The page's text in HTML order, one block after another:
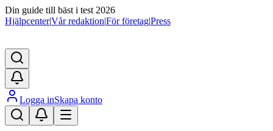
Din guide till bäst i test 2026
Hjälpcenter|Vår redaktion|För företag|Press
Logga inSkapa konto